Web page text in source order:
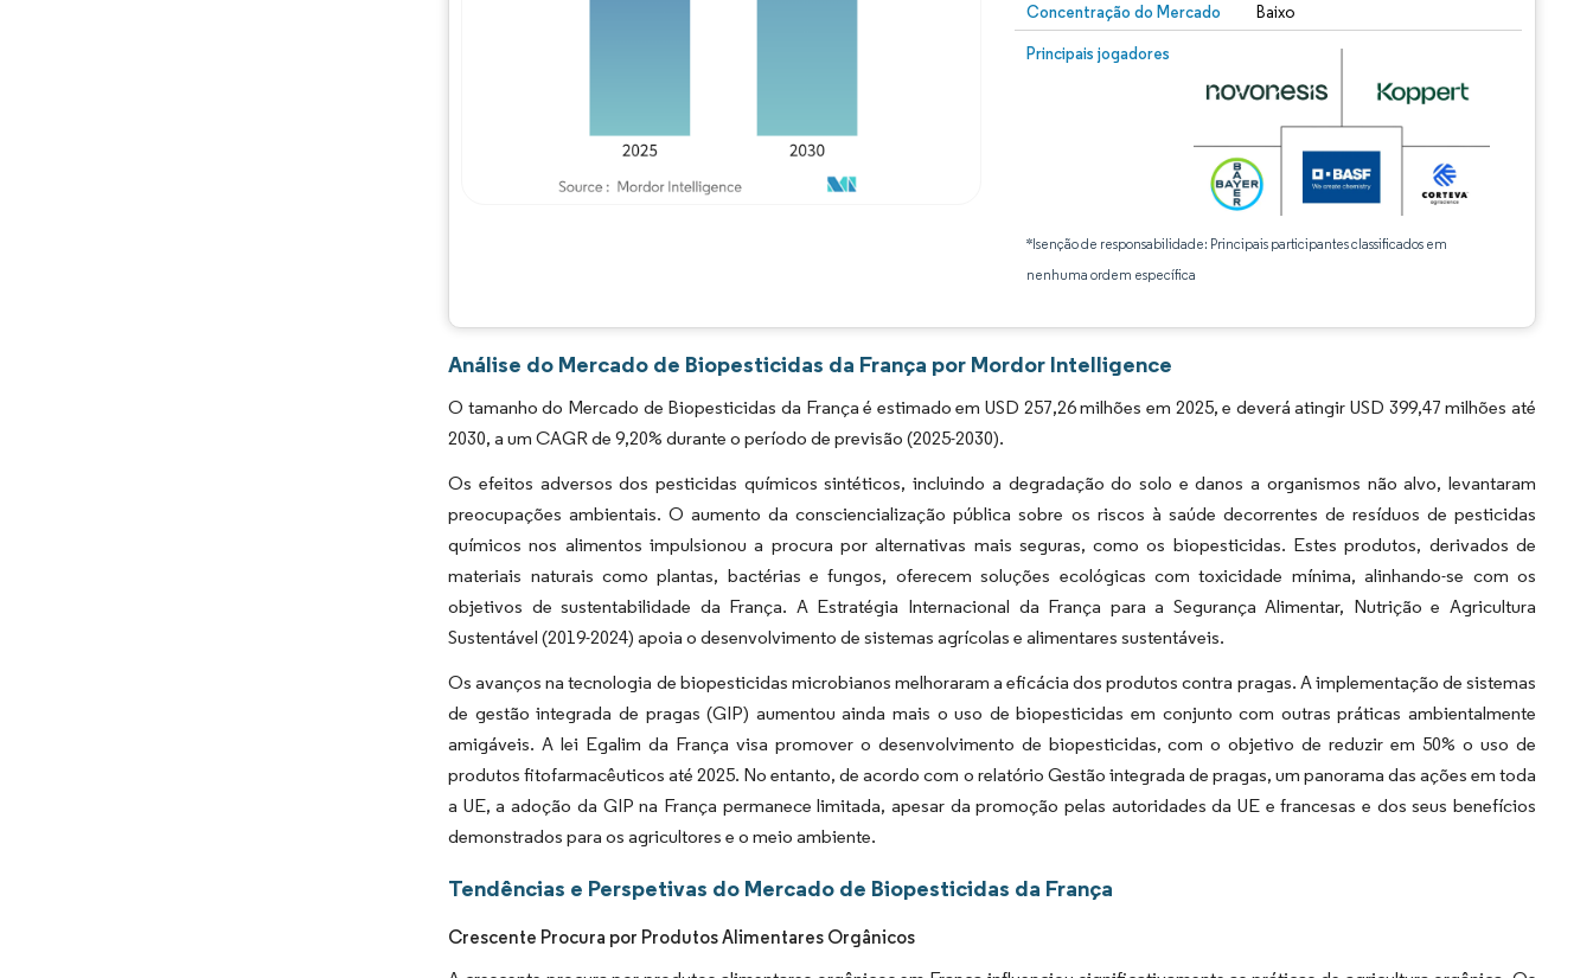
Concentração do Mercado Baixo
Principais jogadores
*Isenção de responsabilidade: Principais participantes classificados em
nenhuma ordem específica
Análise do Mercado de Biopesticidas da França por Mordor Intelligence
O tamanho do Mercado de Biopesticidas da França é estimado em USD 257,26 milhões em 2025, e deverá atingir USD 399,47 milhões até
2030, a um CAGR de 9,20% durante o período de previsão (2025-2030).
Os efeitos adversos dos pesticidas químicos sintéticos, incluindo a degradação do solo e danos a organismos não alvo, levantaram
preocupações ambientais. O aumento da consciencialização pública sobre os riscos à saúde decorrentes de resíduos de pesticidas
químicos nos alimentos impulsionou a procura por alternativas mais seguras, como os biopesticidas. Estes produtos, derivados de
materiais naturais como plantas, bactérias e fungos, oferecem soluções ecológicas com toxicidade mínima, alinhando-se com os
objetivos de sustentabilidade da França. A Estratégia Internacional da França para a Segurança Alimentar, Nutrição e Agricultura
Sustentável (2019-2024) apoia o desenvolvimento de sistemas agrícolas e alimentares sustentáveis.
Os avanços na tecnologia de biopesticidas microbianos melhoraram a eficácia dos produtos contra pragas. A implementação de sistemas
de gestão integrada de pragas (GIP) aumentou ainda mais o uso de biopesticidas em conjunto com outras práticas ambientalmente
amigáveis. A lei Egalim da França visa promover o desenvolvimento de biopesticidas, com o objetivo de reduzir em 50% o uso de
produtos fitofarmacêuticos até 2025. No entanto, de acordo com o relatório Gestão integrada de pragas, um panorama das ações em toda
a UE, a adoção da GIP na França permanece limitada, apesar da promoção pelas autoridades da UE e francesas e dos seus benefícios
demonstrados para os agricultores e o meio ambiente.
Tendências e Perspetivas do Mercado de Biopesticidas da França
Crescente Procura por Produtos Alimentares Orgânicos